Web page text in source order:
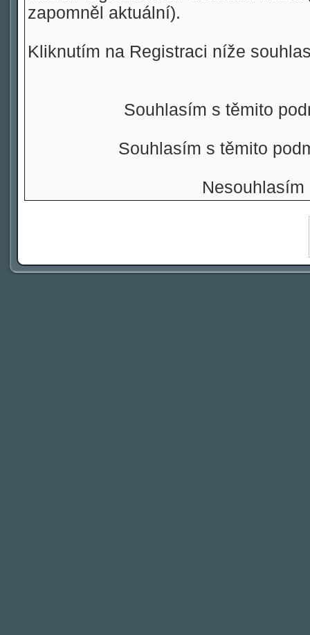
zapomněl aktuální).
Kliknutím na Registraci níže
Souhlasím s těmito
Souhlasím s těmito